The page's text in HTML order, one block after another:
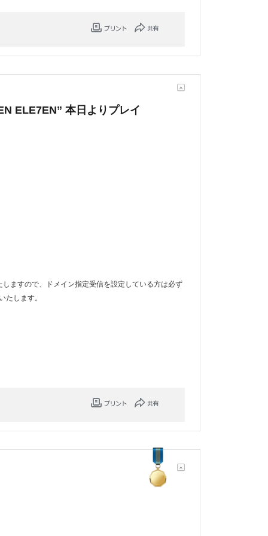
ELE7EN” 本日よりプレイ
ますので、ドメイン指定受信を設定している方は必ず
たします。